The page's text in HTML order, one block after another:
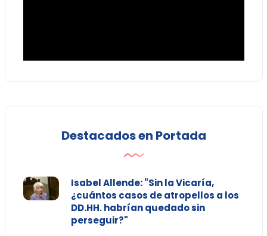
Destacados en Portada
Isabel Allende: "Sin la Vicaría,
¿cuántos casos de atropellos a los
DD.HH. habrían quedado sin
perseguir?"